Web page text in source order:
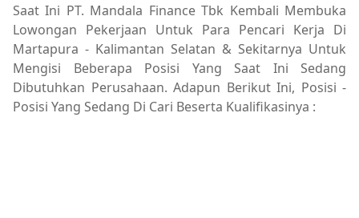
Saat Ini PT. Mandala Finance Tbk Kembali Membuka
Lowongan Pekerjaan Untuk Para Pencari Kerja Di
Martapura - Kalimantan Selatan & Sekitarnya Untuk
Mengisi Beberapa Posisi Yang Saat Ini Sedang
Dibutuhkan Perusahaan. Adapun Berikut Ini, Posisi -
Posisi Yang Sedang Di Cari Beserta Kualifikasinya :